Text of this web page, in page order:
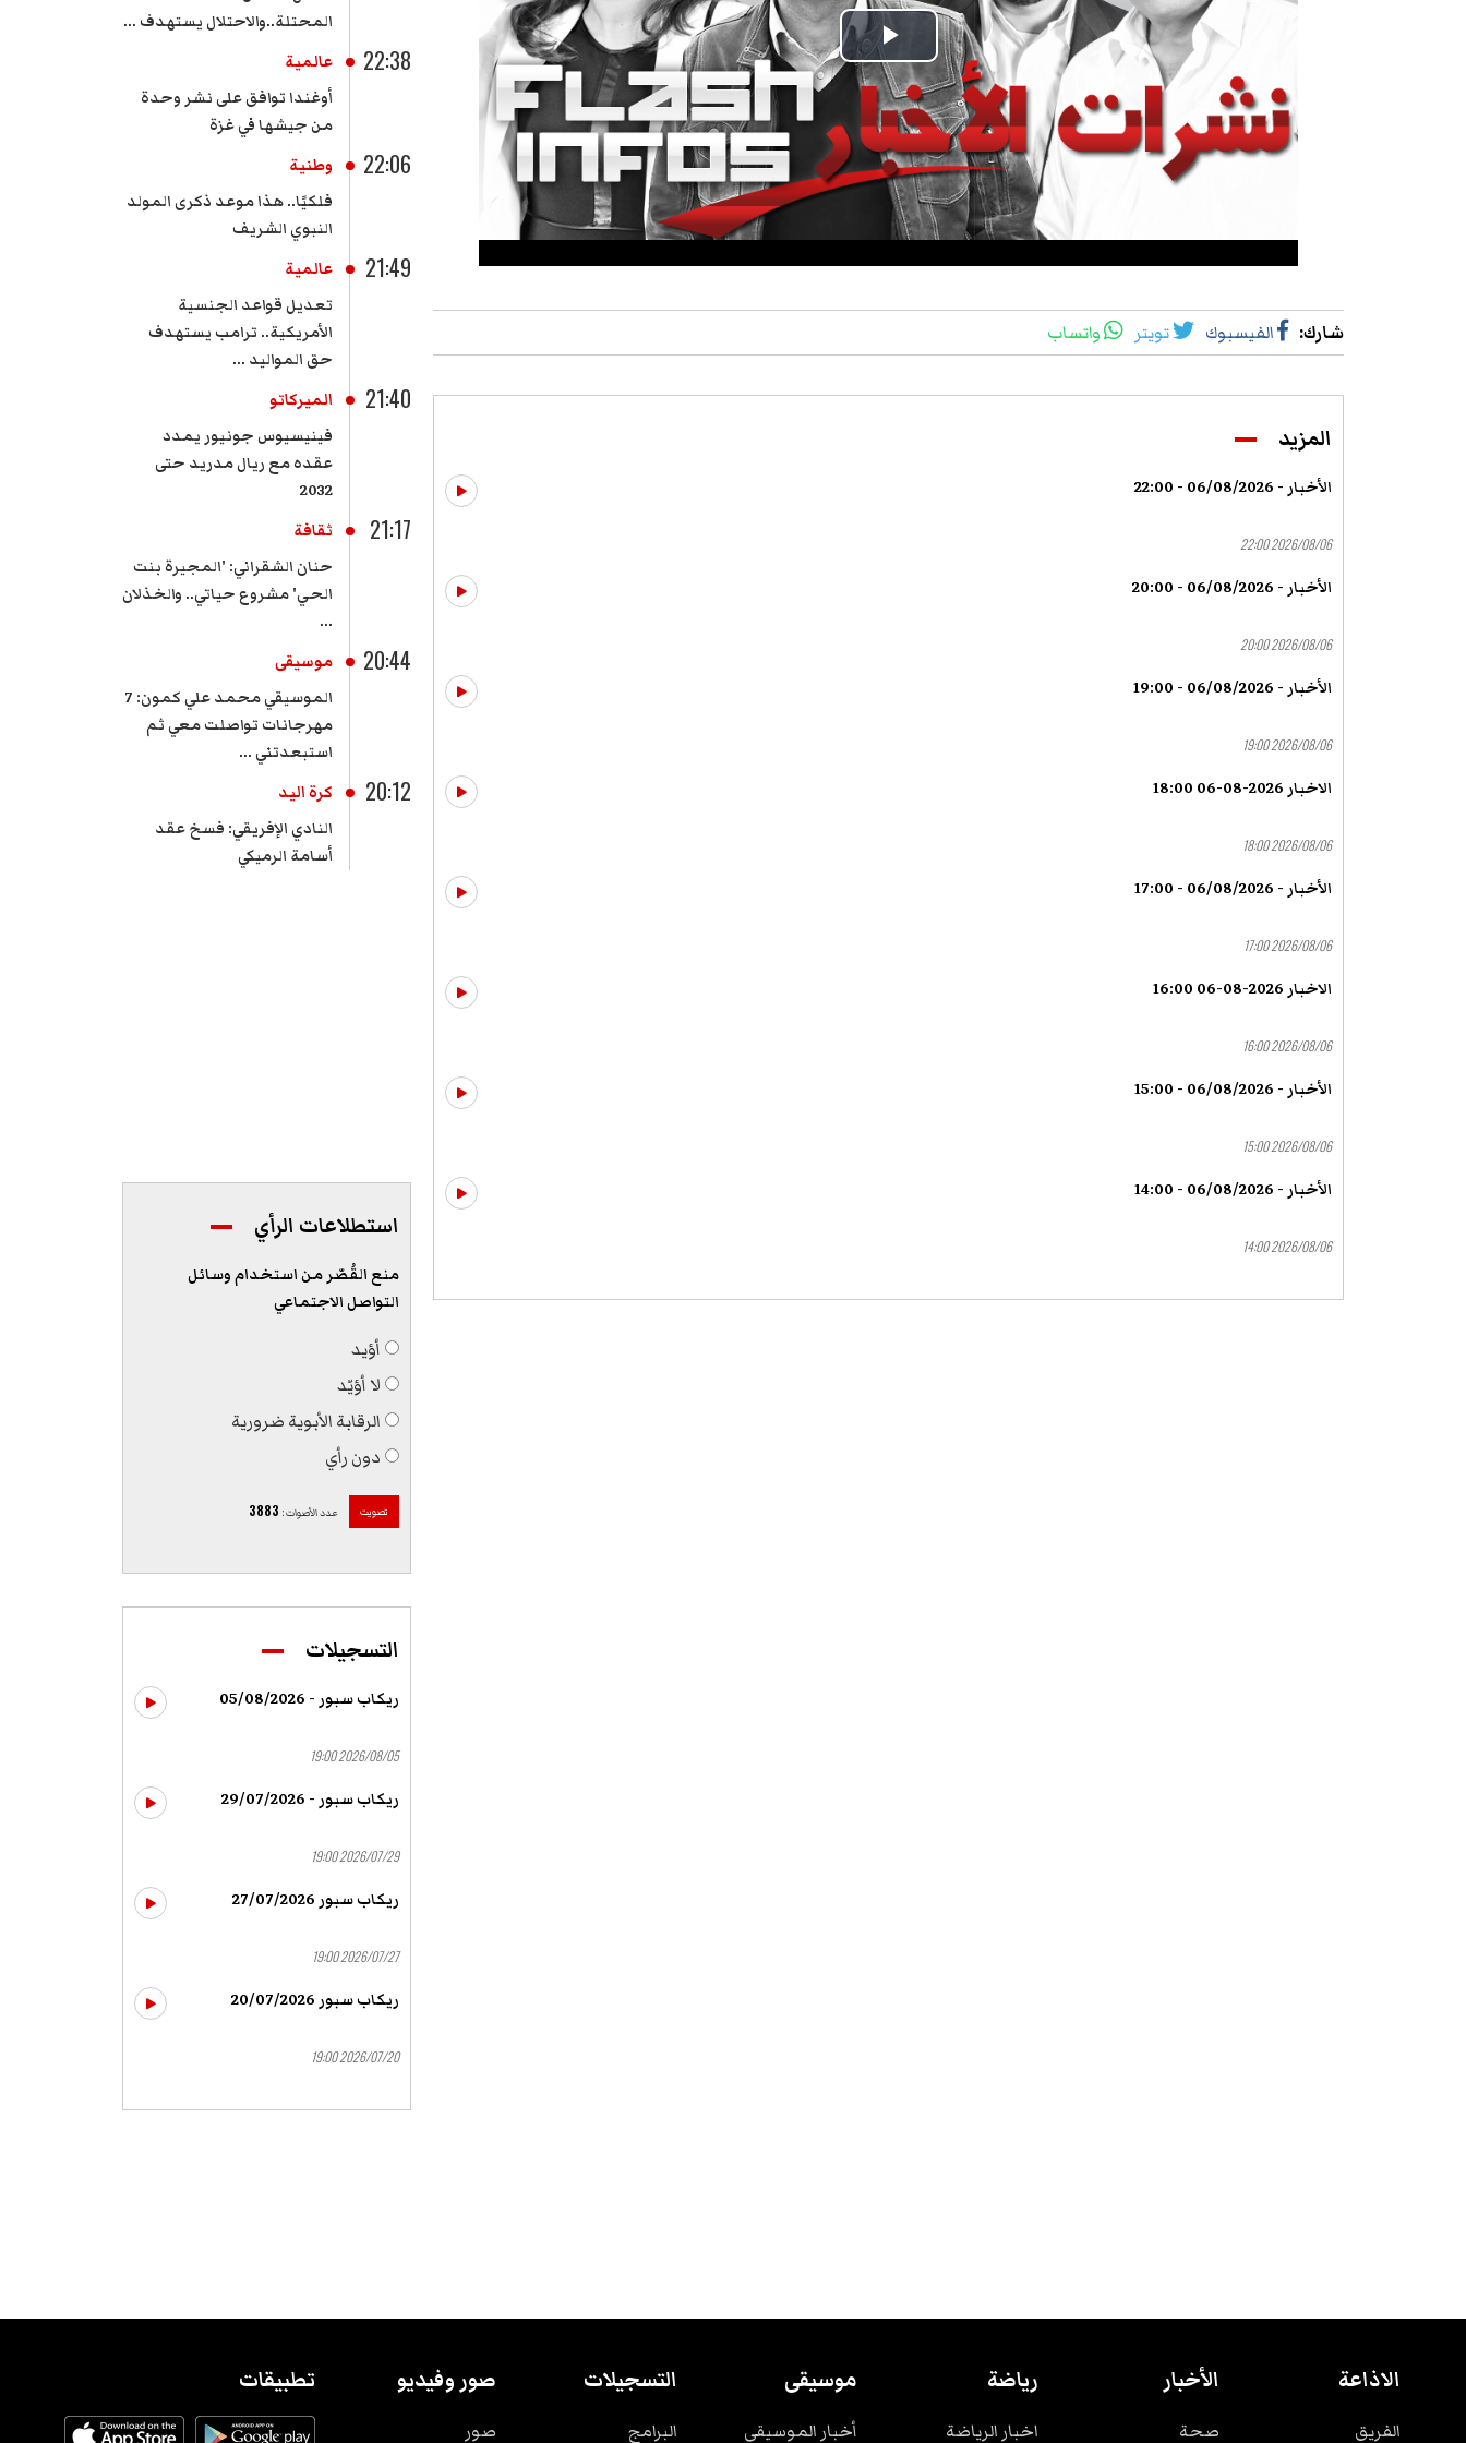
Play
Video
شارك: الفيسبوك تويتر واتساب
المزيد
الأخبار - 06/08/2026 - 22:00
2026/08/06 22:00
الأخبار - 06/08/2026 - 20:00
2026/08/06 20:00
الأخبار - 06/08/2026 - 19:00
2026/08/06 19:00
الاخبار 2026-08-06 18:00
2026/08/06 18:00
الأخبار - 06/08/2026 - 17:00
2026/08/06 17:00
الاخبار 2026-08-06 16:00
2026/08/06 16:00
الأخبار - 06/08/2026 - 15:00
2026/08/06 15:00
الأخبار - 06/08/2026 - 14:00
2026/08/06 14:00
المحتلة..والاحتلال يستهدف ...
22:38
عالمية
أوغندا توافق على نشر وحدة
من جيشها في غزة
22:06
وطنية
فلكيًا.. هذا موعد ذكرى المولد
النبوي الشريف
21:49
عالمية
تعديل قواعد الجنسية
الأمريكية.. ترامب يستهدف
حق المواليد ...
21:40
الميركاتو
فينيسيوس جونيور يمدد
عقده مع ريال مدريد حتى
2032
21:17
ثقافة
حنان الشقراني: 'المجيرة بنت
الحي' مشروع حياتي.. والخذلان
...
20:44
موسيقى
الموسيقي محمد علي كمون: 7
مهرجانات تواصلت معي ثم
استبعدتني ...
20:12
كرة اليد
النادي الإفريقي: فسخ عقد
أسامة الرميكي
استطلاعات الرأي
منع القُصّر من استخدام وسائل
التواصل الاجتماعي
أؤيد
لا أؤيّد
الرقابة الأبوية ضرورية
دون رأي
تصويت عدد الأصوات:
3883
التسجيلات
ريكاب سبور - 05/08/2026
2026/08/05 19:00
ريكاب سبور - 29/07/2026
2026/07/29 19:00
ريكاب سبور 27/07/2026
2026/07/27 19:00
ريكاب سبور 20/07/2026
2026/07/20 19:00
الاذاعة
الفريق
الأخبار
صحة
رياضة
اخبار الرياضة
موسيقى
أخبار الموسيقى
التسجيلات
البرامج
صور وفيديو
صور
تطبيقات